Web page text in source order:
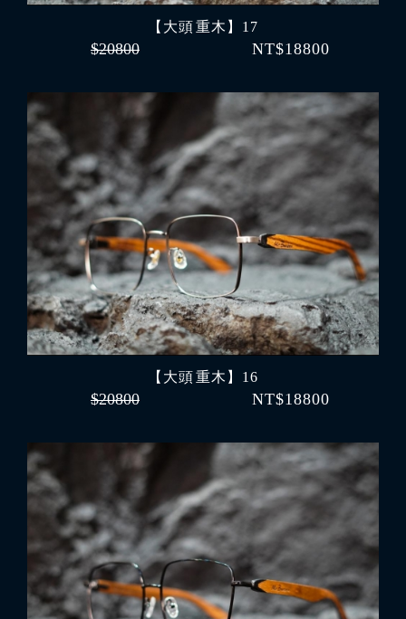
【大頭 重木】17
$20800 NT$18800
【大頭 重木】16
$20800 NT$18800